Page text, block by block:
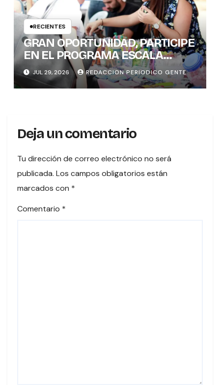
RECIENTES
GRAN OPORTUNIDAD, PARTICIPE
EN EL PROGRAMA ESCALA
PYME SOSTENIBLE
JUL 29, 2026 REDACCION PERIODICO GENTE
Deja un comentario
Tu dirección de correo electrónico no será
publicada. Los campos obligatorios están
marcados con *
Comentario *